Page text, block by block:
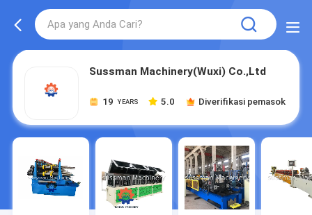
Sussman Machinery(Wuxi) Co.,Ltd
19 YEARS 5.0 Diverifikasi pemasok